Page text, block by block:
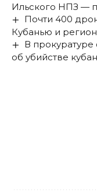
Ильского НПЗ —
Почти 400
Кубанью и
В прокуратуре
об убийстве